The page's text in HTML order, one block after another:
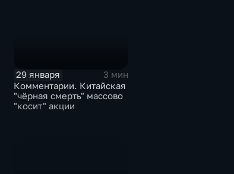
29 января
3 мин
Комментарии. Китайская
"чёрная смерть" массово
"косит" акции